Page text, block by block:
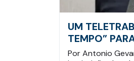
UM
TEMPO”
Por Antonio